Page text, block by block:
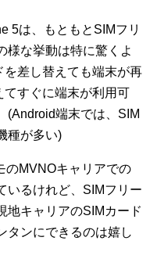
5は、もともとSIMフリ
様な挙動は特に驚くよ
を差し替えても端末が再
てすぐに端末が利用可
(Android端末では、SIM
種が多い)
のMVNOキャリアでの
いるけれど、SIMフリー
地キャリアのSIMカード
タンにできるのは嬉し